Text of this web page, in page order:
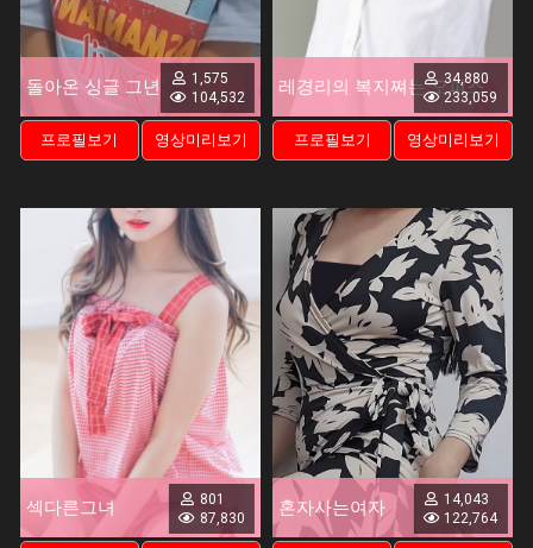
돌아온 싱글 그년
1,575
104,532
프로필보기 영상미리보기
레경리의 복지쪄는 오피스
34,880
233,059
프로필보기 영상미리보기
섹다른그녀
801
87,830
혼자사는여자
14,043
122,764